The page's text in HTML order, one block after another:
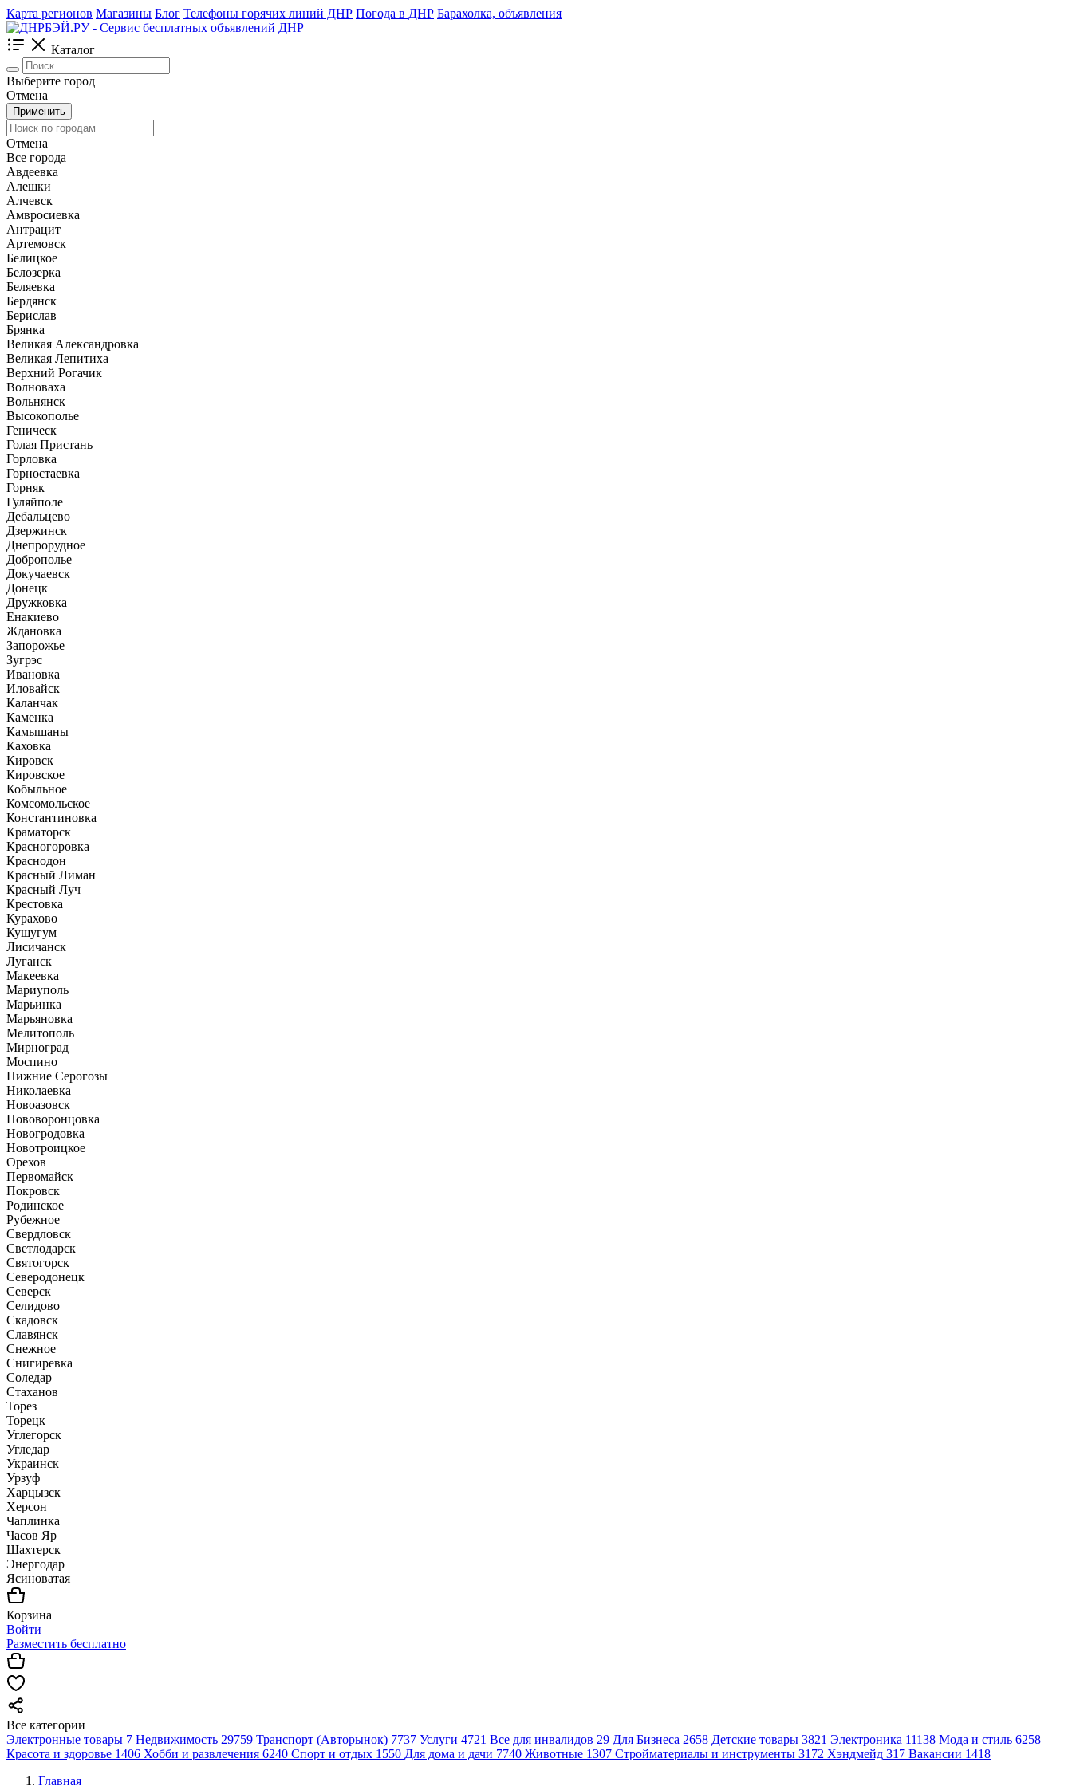
Карта регионов Магазины Блог Телефоны горячих линий ДНР Погода в ДНР Барахолка, объявления
Каталог
Выберите город
Отмена
Применить
Отмена
Все города
Авдеевка
Алешки
Алчевск
Амвросиевка
Антрацит
Артемовск
Белицкое
Белозерка
Беляевка
Бердянск
Берислав
Брянка
Великая Александровка
Великая Лепитиха
Верхний Рогачик
Волноваха
Вольнянск
Высокополье
Геническ
Голая Пристань
Горловка
Горностаевка
Горняк
Гуляйполе
Дебальцево
Дзержинск
Днепрорудное
Доброполье
Докучаевск
Донецк
Дружковка
Енакиево
Ждановка
Запорожье
Зугрэс
Ивановка
Иловайск
Каланчак
Каменка
Камышаны
Каховка
Кировск
Кировское
Кобыльное
Комсомольское
Константиновка
Краматорск
Красногоровка
Краснодон
Красный Лиман
Красный Луч
Крестовка
Курахово
Кушугум
Лисичанск
Луганск
Макеевка
Мариуполь
Марьинка
Марьяновка
Мелитополь
Мирноград
Моспино
Нижние Серогозы
Николаевка
Новоазовск
Нововоронцовка
Новогродовка
Новотроицкое
Орехов
Первомайск
Покровск
Родинское
Рубежное
Свердловск
Светлодарск
Святогорск
Северодонецк
Северск
Селидово
Скадовск
Славянск
Снежное
Снигиревка
Соледар
Стаханов
Торез
Торецк
Углегорск
Угледар
Украинск
Урзуф
Харцызск
Херсон
Чаплинка
Часов Яр
Шахтерск
Энергодар
Ясиноватая
Корзина
Войти
Разместить бесплатно
Все категории
Электронные товары 7 Недвижимость 29759 Транспорт (Авторынок) 7737 Услуги 4721 Все для инвалидов 29 Для Бизнеса 2658 Детские товары 3821 Электроника 11138 Мода и стиль 6258
Красота и здоровье 1406 Хобби и развлечения 6240 Спорт и отдых 1550 Для дома и дачи 7740 Животные 1307 Стройматериалы и инструменты 3172 Хэндмейд 317 Вакансии 1418
Главная